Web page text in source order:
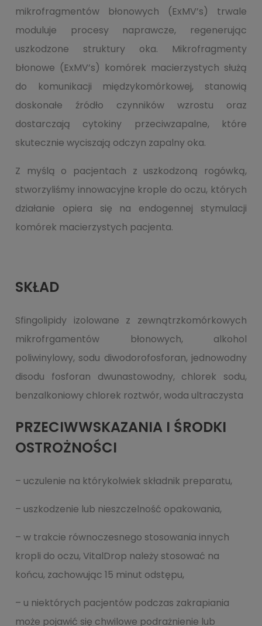
mikrofragmentów błonowych (ExMV’s) trwale
moduluje procesy naprawcze, regenerując
uszkodzone struktury oka. Mikrofragmenty
błonowe (ExMV’s) komórek macierzystych służą
do komunikacji międzykomórkowej, stanowią
doskonałe źródło czynników wzrostu oraz
dostarczają cytokiny przeciwzapalne, które
skutecznie wyciszają odczyn zapalny oka.
Z myślą o pacjentach z uszkodzoną rogówką,
stworzyliśmy innowacyjne krople do oczu, których
działanie opiera się na endogennej stymulacji
komórek macierzystych pacjenta.
SKŁAD
Sfingolipidy izolowane z zewnątrzkomórkowych
mikrofrgamentów błonowych, alkohol
poliwinylowy, sodu diwodorofosforan, jednowodny
disodu fosforan dwunastowodny, chlorek sodu,
benzalkoniowy chlorek roztwór, woda ultraczysta
PRZECIWWSKAZANIA I ŚRODKI
OSTROŻNOŚCI
– uczulenie na którykolwiek składnik preparatu,
– uszkodzenie lub nieszczelność opakowania,
– w trakcie równoczesnego stosowania innych
kropli do oczu, VitalDrop należy stosować na
końcu, zachowując 15 minut odstępu,
– u niektórych pacjentów podczas zakrapiania
może pojawić się chwilowe podrażnienie lub